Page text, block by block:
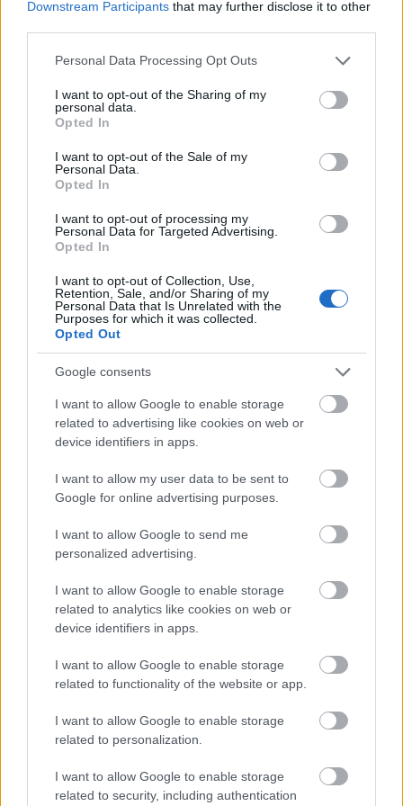
Downstream Participants that may further disclose it to other
Please note that this website/app uses one or more Google
not limited to your visit or usage behaviour. You may click to
grant or deny consent to Google and its third-party tags to
use your data for below specified purposes in below Google
consent section.
Personal Data Processing Opt Outs
I want to opt-out of the Sharing of my
personal data.
Opted In
I want to opt-out of the Sale of my
Personal Data.
Opted In
I want to opt-out of processing my
Personal Data for Targeted Advertising.
Opted In
I want to opt-out of Collection, Use,
Retention, Sale, and/or Sharing of my
Personal Data that Is Unrelated with the
Purposes for which it was collected.
Opted Out
Google consents
I want to allow Google to enable storage
related to advertising like cookies on web or
device identifiers in apps.
I want to allow my user data to be sent to
Google for online advertising purposes.
I want to allow Google to send me
personalized advertising.
I want to allow Google to enable storage
related to analytics like cookies on web or
device identifiers in apps.
I want to allow Google to enable storage
related to functionality of the website or app.
I want to allow Google to enable storage
related to personalization.
I want to allow Google to enable storage
related to security, including authentication
Στα ποσά των ληξιπρόθεσμων οφειλών
συμπεριλαμβάνονται τα rebate και clawbak από
την πλευρά των προμηθευτών, τα οποία
καθώς η έκδοση
γίνεται με μεγάλες καθυστερήσεις. Πηγές από την
ΕΚΑΠΥ εκτιμούν ότι μόλις νομοθετηθεί η
παραμετροποίηση της πλατφόρμας, τη συλλογή
των στοιχείων, την επιβεβαίωση τους και, στη
συνέχεια, για τον υπολογισμό και τον καταλογισμό
τους για κάθε εξάμηνο.
Εάν τα Νοσοκομεία τηρήσουν την οδηγία του